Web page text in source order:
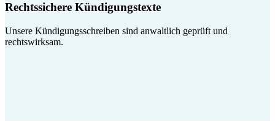
Rechtssichere Kündigungstexte
Unsere Kündigungsschreiben sind anwaltlich geprüft und
rechtswirksam.